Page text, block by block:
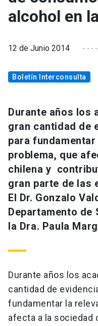
alcohol en
12 de Junio 2014
Boletín Interconsulta
Durante años los
gran cantidad de
para
problema, que
chilena y
gran parte de las
El Dr. Gonzalo
Departamento de
la Dra. Paula
Durante años los
cantidad de
fundamentar la
afecta a la sociedad